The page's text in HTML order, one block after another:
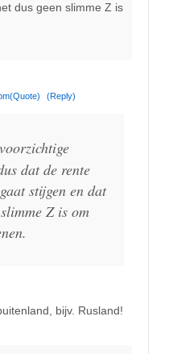
dus geen slimme Z is
(Quote) (Reply)
dat de rente
stijgen en dat
Z is om
bijv. Rusland!